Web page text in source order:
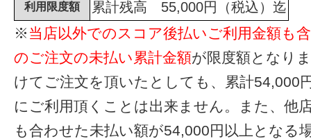
利用限度額 累計残高 55,000円（税込）迄
※ 当店以外でのスコア後払いご利用金額も
のご注文の未払い累計金額が限度額となり
けてご注文を頂いたとしても、累計54,000
にご利用頂くことは出来ません。また、他
も合わせた未払い額が54,000円以上となる